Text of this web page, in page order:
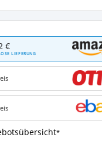
€
LIEFERUNG